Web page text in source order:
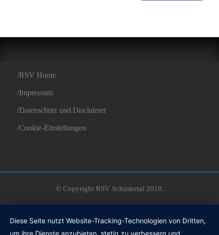
RSV Home
Impressum
Datenschutz und Disclaimer
Cookie-Einstellungen
© Copyright RSV Schuttertal 2018.
Diese Seite nutzt Website-Tracking-Technologien von Dritten,
um ihre Dienste anzubieten, stetig zu verbessern und